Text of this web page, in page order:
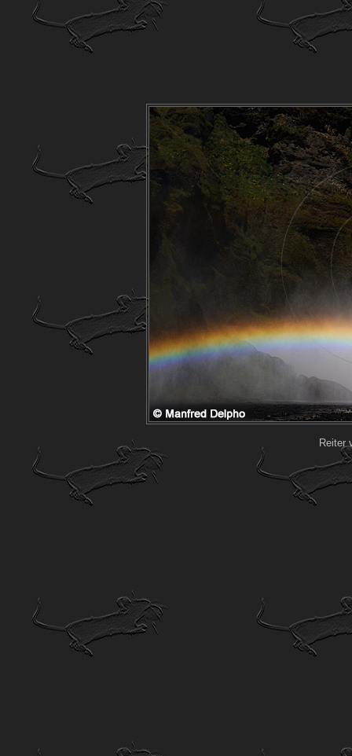
Reiter